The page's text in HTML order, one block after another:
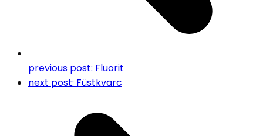
previous post: Fluorit
next post: Füstkvarc